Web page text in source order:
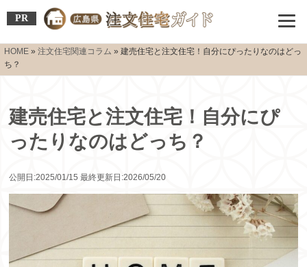
PR
HOME » 注文住宅関連コラム » 建売住宅と注文住宅！自分にぴったりなのはどっ
ち？
建売住宅と注文住宅！自分にぴ
ったりなのはどっち？
公開日:2025/01/15 最終更新日:2026/05/20